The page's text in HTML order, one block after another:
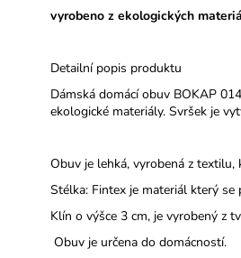
vyrobeno z ekologických
Detailní popis produktu
Dámská domácí obuv BOKAP
ekologické materiály. Svršek je
Obuv je lehká, vyrobená z
Stélka: Fintex je materiál který se
Klín o výšce 3 cm, je vyrobený z
Obuv je určena do domácností.